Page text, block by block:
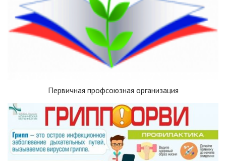
Первичная профсоюзная организация